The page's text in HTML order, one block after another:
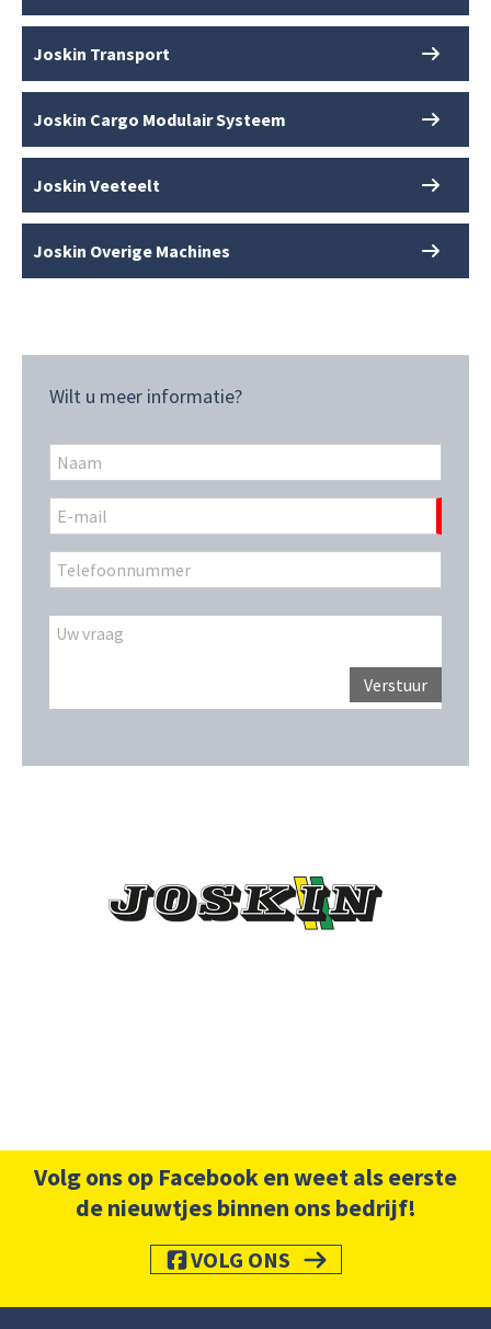
Joskin Transport
Joskin Cargo Modulair Systeem
Joskin Veeteelt
Joskin Overige Machines
Wilt u meer informatie?
Volg ons op Facebook en weet als eerste
de nieuwtjes binnen ons bedrijf!
VOLG ONS